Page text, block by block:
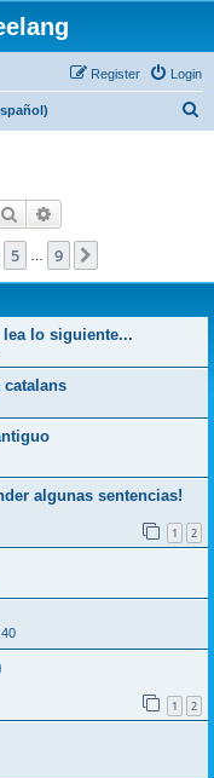
Login
Register
Search
5 9
lo siguiente...
algunas sentencias!
1 2
1 2